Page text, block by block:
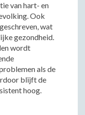
van hart- en
Ook
wat
gezondheid.
wordt
als de
blijft de
hoog.